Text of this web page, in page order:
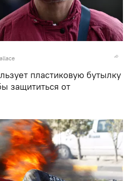
пластиковую бутылку
защититься от